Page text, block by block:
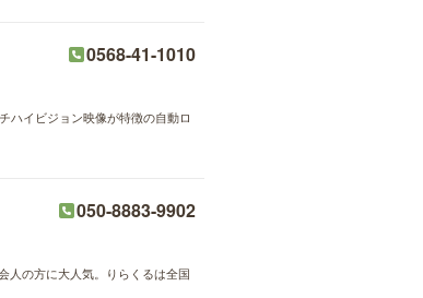
0568-41-1010
ハイビジョン映像が特徴の自動ロ
050-8883-9902
人の方に大人気。りらくるは全国